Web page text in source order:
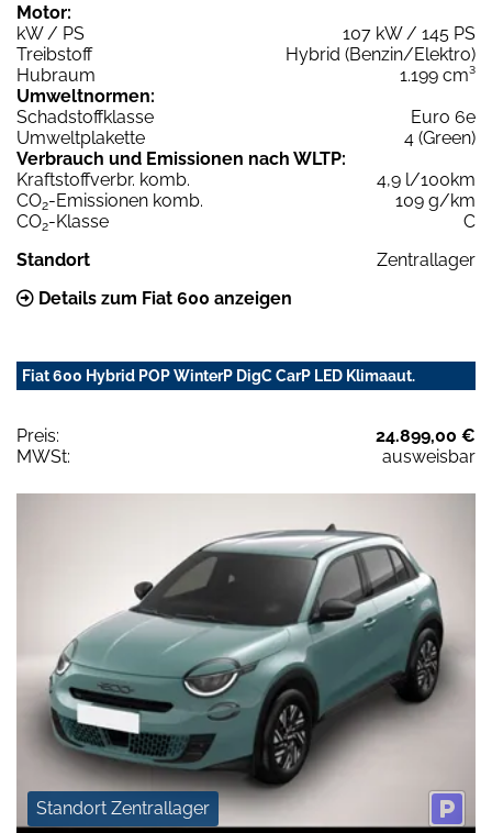
Motor:
kW / PS
107 kW / 145 PS
Treibstoff
Hybrid (Benzin/Elektro)
Hubraum
1.199 cm³
Umweltnormen:
Schadstoffklasse
Euro 6e
Umweltplakette
4 (Green)
Verbrauch und Emissionen nach WLTP:
Kraftstoffverbr. komb.
4,9 l/100km
CO2-Emissionen komb.
109 g/km
CO2-Klasse
C
Standort
Zentrallager
Details zum Fiat 600 anzeigen
Fiat 600 Hybrid POP WinterP DigC CarP LED Klimaaut.
Preis:
24.899,00 €
MWSt:
ausweisbar
Standort Zentrallager